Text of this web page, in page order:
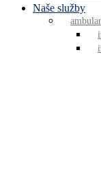
Naše služby